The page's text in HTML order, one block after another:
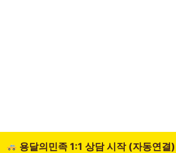
용달의민족 1:1 상담 시작 (자동연결)